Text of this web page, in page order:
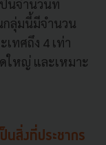
นจำนวนที่
กลุ่มนี้มีจำนวน
ทศถึง 4 เท่า
ใหญ่ และเหมาะ
นสิ่งที่ประชากร